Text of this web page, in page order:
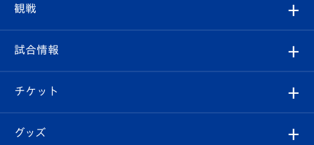
クラブ
試合情報
チケット
クラブ概要
エンブレム紹介
観戦
観戦ルール
はじめての観戦ガイド
試合情報
試合日程/結果
チケット
チケット
グッズ